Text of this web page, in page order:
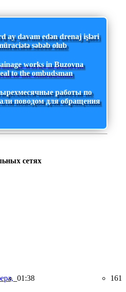
ay davam edən drenaj işləri
səbəb olub
works in Buzovna
to the ombudsman
работы по
поводом для обращения
сетях
01:38 161